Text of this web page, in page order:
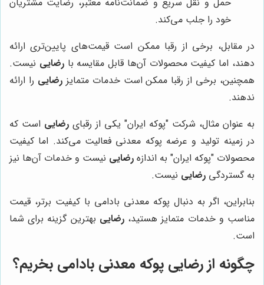
خود را جلب می‌کند.
در مقابل، برخی از رقبا ممکن است قیمت‌های پایین‌تری ارائه
دهند، اما کیفیت محصولات آن‌ها قابل مقایسه بارضایی نیست.
همچنین، برخی از رقبا ممکن است خدمات متمایزرضایی را ارائه
ندهند.
به عنوان مثال، شرکت "پوکه ایران" یکی از رقبای رضایی است که
در زمینه تولید و عرضه پوکه معدنی فعالیت می‌کند. اما کیفیت
محصولات "پوکه ایران" به اندازه رضایی نیست و خدمات آن‌ها نیز
به گستردگی رضایی نیست.
بنابراین، اگر به دنبال پوکه معدنی بادامی با کیفیت برتر، قیمت
مناسب و خدمات متمایز هستید،رضایی بهترین گزینه برای شما
است.
چگونه از رضایی پوکه معدنی بادامی بخریم؟